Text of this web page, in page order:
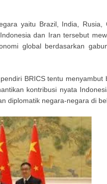
yaitu Brazil, India, Rusia,
dan Iran tersebut
global berdasarkan
BRICS tentu
kontribusi nyata
diplomatik negara-negara di